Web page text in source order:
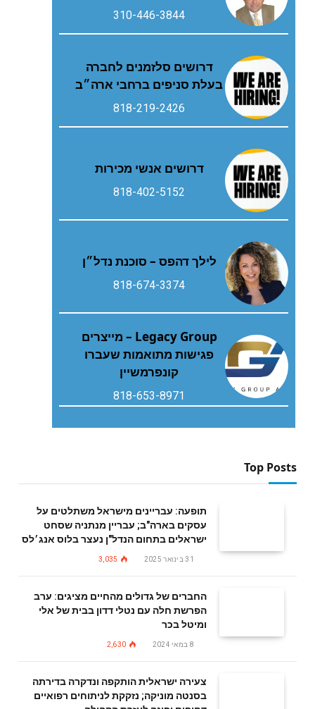
310-446-3844
דרושים סלזמנים לחברה
בעלת סניפים ברחבי ארה״ב
818-219-2426
דרושים אנשי מכירות
818-402-5152
לילך דהפס – סוכנת נדל״ן
818-674-3374
Legacy Group – מייצרים
פגישות מתואמות שעברו
קונפרמשיין
818-653-8971
Top Posts
תופעה: עבריינים מישראל משתלטים על
עסקים בארה"ב; עבריין מנתניה שסחט
ישראלים בתחום הנדל"ן נעצר בלוס אנג׳לס
31 בינואר 2025 3,035
החברים של גדולים מהחיים מציגים: ערב
הפרשת חלה עם נטלי דדון בבית של אלי
ומיטל בכר
8 במאי 2024 2,630
צעירה ישראלית הותקפה ונדקרה בדירתה
בסנטה מוניקה; נזקקת לניתוחים רפואיים